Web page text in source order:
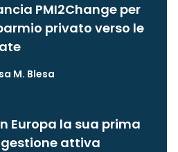
PMI2Change per
privato verso le
M. Blesa
Europa la sua prima
gestione attiva